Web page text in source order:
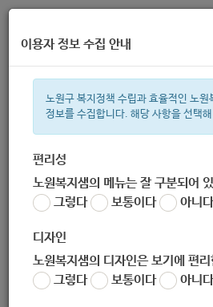
주간 인기검색어
한눈으로 보는 복
이용자 정보 수집 안내
노원구 복지정책 수립과 효율적인 노
정보를 수집합니다. 해당 사항을 선택
편리성
노원복지샘의 메뉴는 잘 구분되어
그렇다
보통이다 아니다
디자인
노원복지샘의 디자인은 보기에 편
그렇다
보통이다 아니다